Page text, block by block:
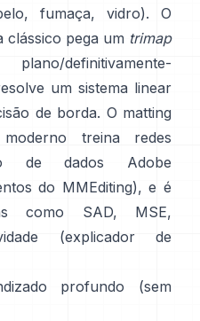
fumaça, vidro). O
clássico pega um trimap
plano/definitivamente-
um sistema linear
de borda. O matting
moderno treina redes
de dados Adobe
do MMEditing), e é
como
SAD, MSE,
(explicador de
profundo (sem